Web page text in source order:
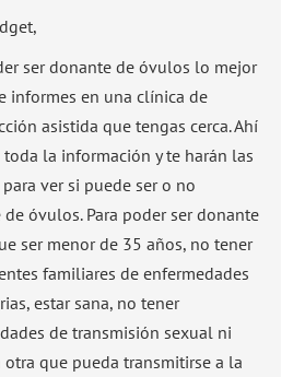
ser donante de óvulos lo mejor
informes en una clínica de
asistida que tengas cerca. Ahí
toda la información y te harán las
ver si puede ser o no
óvulos. Para poder ser donante
ser menor de 35 años, no tener
familiares de enfermedades
estar sana, no tener
de transmisión sexual ni
que pueda transmitirse a la